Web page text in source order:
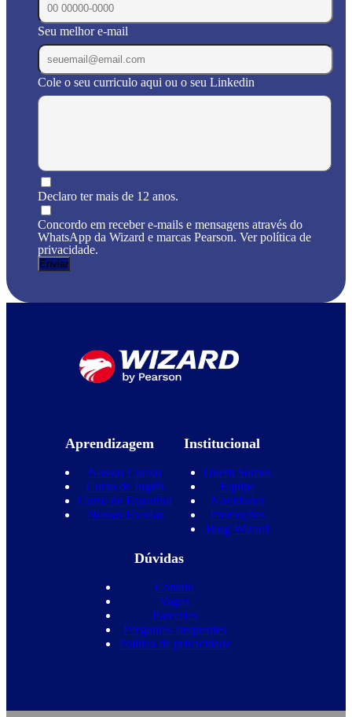
Seu melhor e-mail
Cole o seu curriculo aqui ou o seu Linkedin
Declaro ter mais de 12 anos.
Concordo em receber e-mails e mensagens através do
WhatsApp da Wizard e marcas Pearson. Ver política de
privacidade.
Aprendizagem
Nossos Cursos
Curso de Inglês
Curso de Espanhol
Nossas Escolas
Institucional
Quem Somos
Equipe
Novidades
Promoções
Blog Wizard
Dúvidas
Contato
Vagas
Parcerias
Perguntas frequentes
Política de privacidade